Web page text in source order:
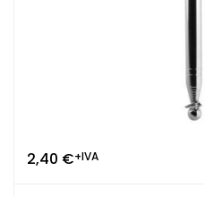
2,40 €+IVA